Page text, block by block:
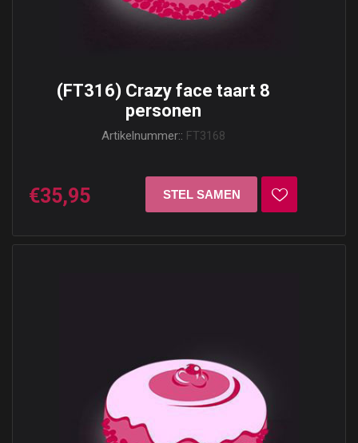
(FT316) Crazy face taart 8
personen
Artikelnummer:: FT3168
€35,95